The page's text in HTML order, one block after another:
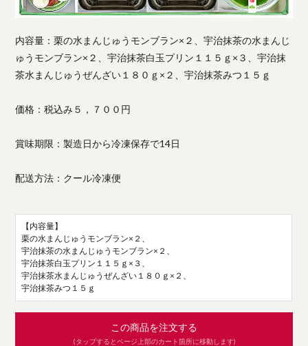
内容量：栗の水まんじゅうモンブラン×２、宇治抹茶の水まんじ
ゅうモンブラン×２、宇治抹茶白玉プリン１１５ｇ×３、宇治抹
茶水まんじゅうぜんざい１８０ｇ×２、宇治抹茶みつ１５ｇ
価格：税込み５，７００円
賞味期限：製造日から冷凍保存で14日
配送方法：クール冷凍便
【内容量】
栗の水まんじゅうモンブラン×２、
宇治抹茶の水まんじゅうモンブラン×２、
宇治抹茶白玉プリン１１５ｇ×３、
宇治抹茶水まんじゅうぜんざい１８０ｇ×２、
宇治抹茶みつ１５ｇ
この商品を注文する
(タップするとページ上部のカート箇所に移動します)